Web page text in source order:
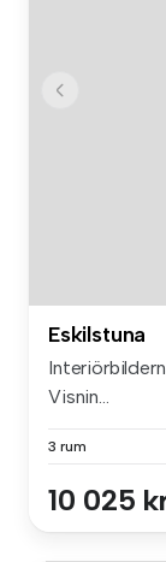
Eskilstuna
Visnin...
3 rum
10 025